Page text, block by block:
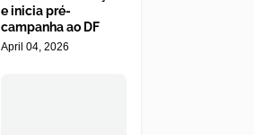
e inicia pré-
campanha ao DF
April 04, 2026